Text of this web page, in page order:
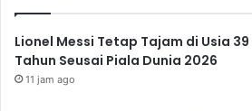
Lionel Messi Tetap Tajam di Usia 39
Tahun Seusai Piala Dunia 2026
11 jam ago